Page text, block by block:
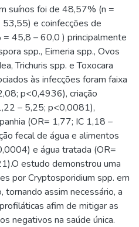
suínos foi de 48,57% (n =
e coinfecções de
45,8 – 60,0 ) principalmente
spp., Eimeria spp., Ovos
Trichuris spp. e Toxocara
às infecções foram faixa
p<0,4936), criação
– 5,25; p<0,0081),
(OR= 1,77; IC 1,18 –
fecal de água e alimentos
e água tratada (OR=
estudo demonstrou uma
por Cryptosporidium spp. em
tornando assim necessário, a
afim de mitigar as
negativos na saúde única.